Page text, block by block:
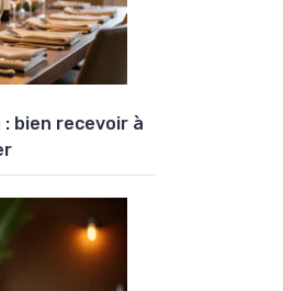
bien recevoir à